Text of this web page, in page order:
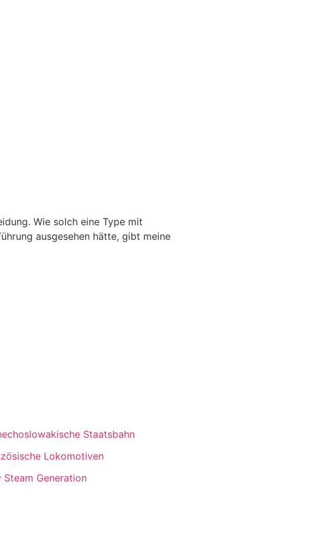
Wie solch eine Type mit
ausgesehen hätte, gibt meine
Staatsbahn
Lokomotiven
Steam Generation